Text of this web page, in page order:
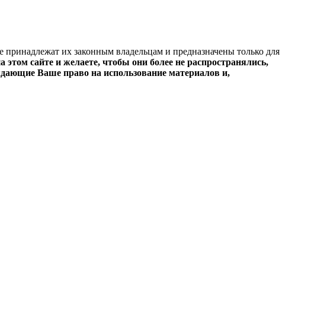
их законным владельцам и предназначены только для
сайте и желаете, чтобы они более не распространялись,
Ваше право на использование материалов и,